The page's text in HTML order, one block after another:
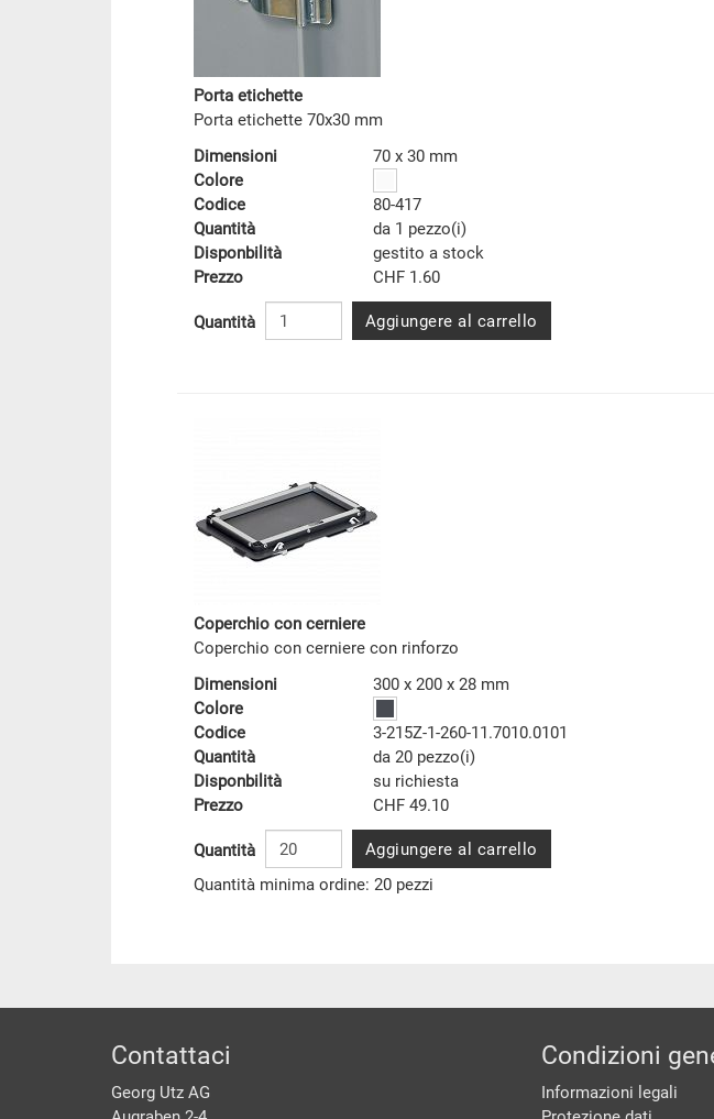
Porta etichette
Porta etichette 70x30 mm
Dimensioni
70 x 30 mm
Colore
Codice
80-417
Quantità
da 1 pezzo(i)
Disponbilità
gestito a stock
Prezzo
CHF 1.60
Quantità Aggiungere al carrello
Coperchio con cerniere
Coperchio con cerniere con rinforzo
Dimensioni
300 x 200 x 28 mm
Colore
Codice
3-215Z-1-260-11.7010.0101
Quantità
da 20 pezzo(i)
Disponbilità
su richiesta
Prezzo
CHF 49.10
Quantità
Aggiungere al carrello
Quantità minima ordine: 20 pezzi
piè di pagine
Contattaci
Georg Utz AG
Condizioni
Informazioni legali